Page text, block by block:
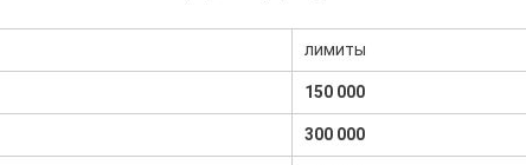
лимиты
150 000
300 000